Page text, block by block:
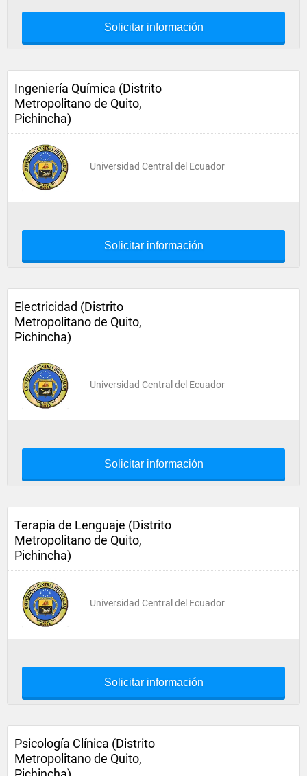
Solicitar información
Ingeniería Química (Distrito
Metropolitano de Quito,
Pichincha)
Universidad Central del Ecuador
Solicitar información
Electricidad (Distrito
Metropolitano de Quito,
Pichincha)
Universidad Central del Ecuador
Solicitar información
Terapia de Lenguaje (Distrito
Metropolitano de Quito,
Pichincha)
Universidad Central del Ecuador
Solicitar información
Psicología Clínica (Distrito
Metropolitano de Quito,